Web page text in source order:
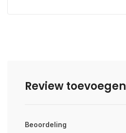
Review toevoegen
Beoordeling